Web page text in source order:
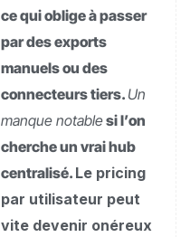
ce qui oblige à passer
par des exports
manuels ou des
connecteurs tiers. Un
manque notablesi l’on
cherche un vrai hub
centralisé. Le pricing
par utilisateur peut
vite devenir onéreux